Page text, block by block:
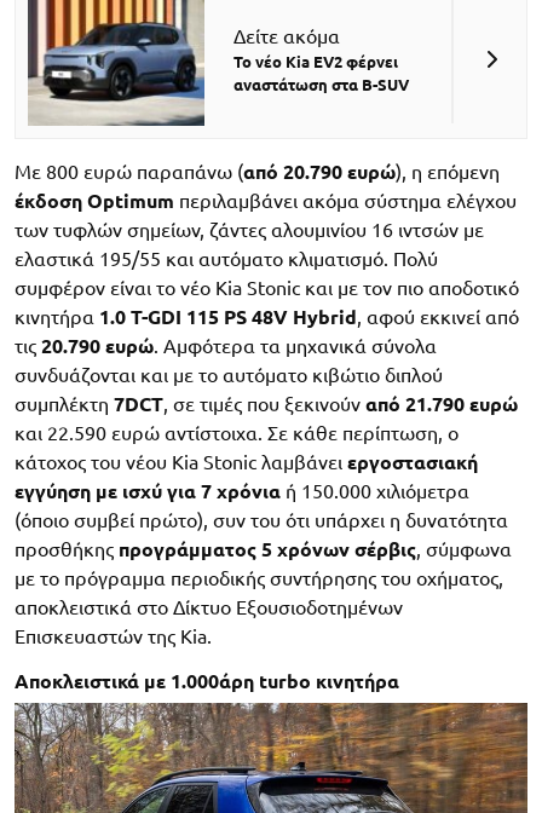
Δείτε ακόμα
Το νέο Kia EV2 φέρνει
αναστάτωση στα B-SUV
Με 800 ευρώ παραπάνω (από 20.790 ευρώ), η επόμενη
έκδοση Optimum περιλαμβάνει ακόμα σύστημα ελέγχου
των τυφλών σημείων, ζάντες αλουμινίου 16 ιντσών με
ελαστικά 195/55 και αυτόματο κλιματισμό. Πολύ
συμφέρον είναι το νέο Kia Stonic και με τον πιο αποδοτικό
κινητήρα 1.0 T-GDI 115 PS 48V Hybrid, αφού εκκινεί από
τις 20.790 ευρώ. Αμφότερα τα μηχανικά σύνολα
συνδυάζονται και με το αυτόματο κιβώτιο διπλού
συμπλέκτη 7DCT, σε τιμές που ξεκινούν από 21.790 ευρώ
και 22.590 ευρώ αντίστοιχα. Σε κάθε περίπτωση, ο
κάτοχος του νέου Kia Stonic λαμβάνει εργοστασιακή
εγγύηση με ισχύ για 7 χρόνια ή 150.000 χιλιόμετρα
(όποιο συμβεί πρώτο), συν του ότι υπάρχει η δυνατότητα
προσθήκης προγράμματος 5 χρόνων σέρβις, σύμφωνα
με το πρόγραμμα περιοδικής συντήρησης του οχήματος,
αποκλειστικά στο Δίκτυο Εξουσιοδοτημένων
Επισκευαστών της Kia.
Αποκλειστικά με 1.000άρη turbo κινητήρα